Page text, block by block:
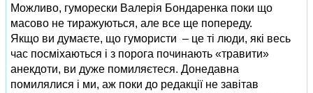
Можливо, гуморески Валерія Бондаренка поки що
масово не тиражуються, але все ще попереду.
Якщо ви думаєте, що гуморис­ти – це ті люди, які весь
час посміхаються і з порога починають «травити»
анекдоти, ви дуже помиляєтеся. Донедавна
помилялися і ми, аж поки до редакції не завітав